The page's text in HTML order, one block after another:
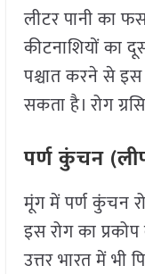
लीटर पानी का
कीटनाशियों का
पश्चात करने से
सकता है। रोग
पर्ण कुंचन
मूंग में पर्ण कुंचन
इस रोग का
उत्तर भारत में भी